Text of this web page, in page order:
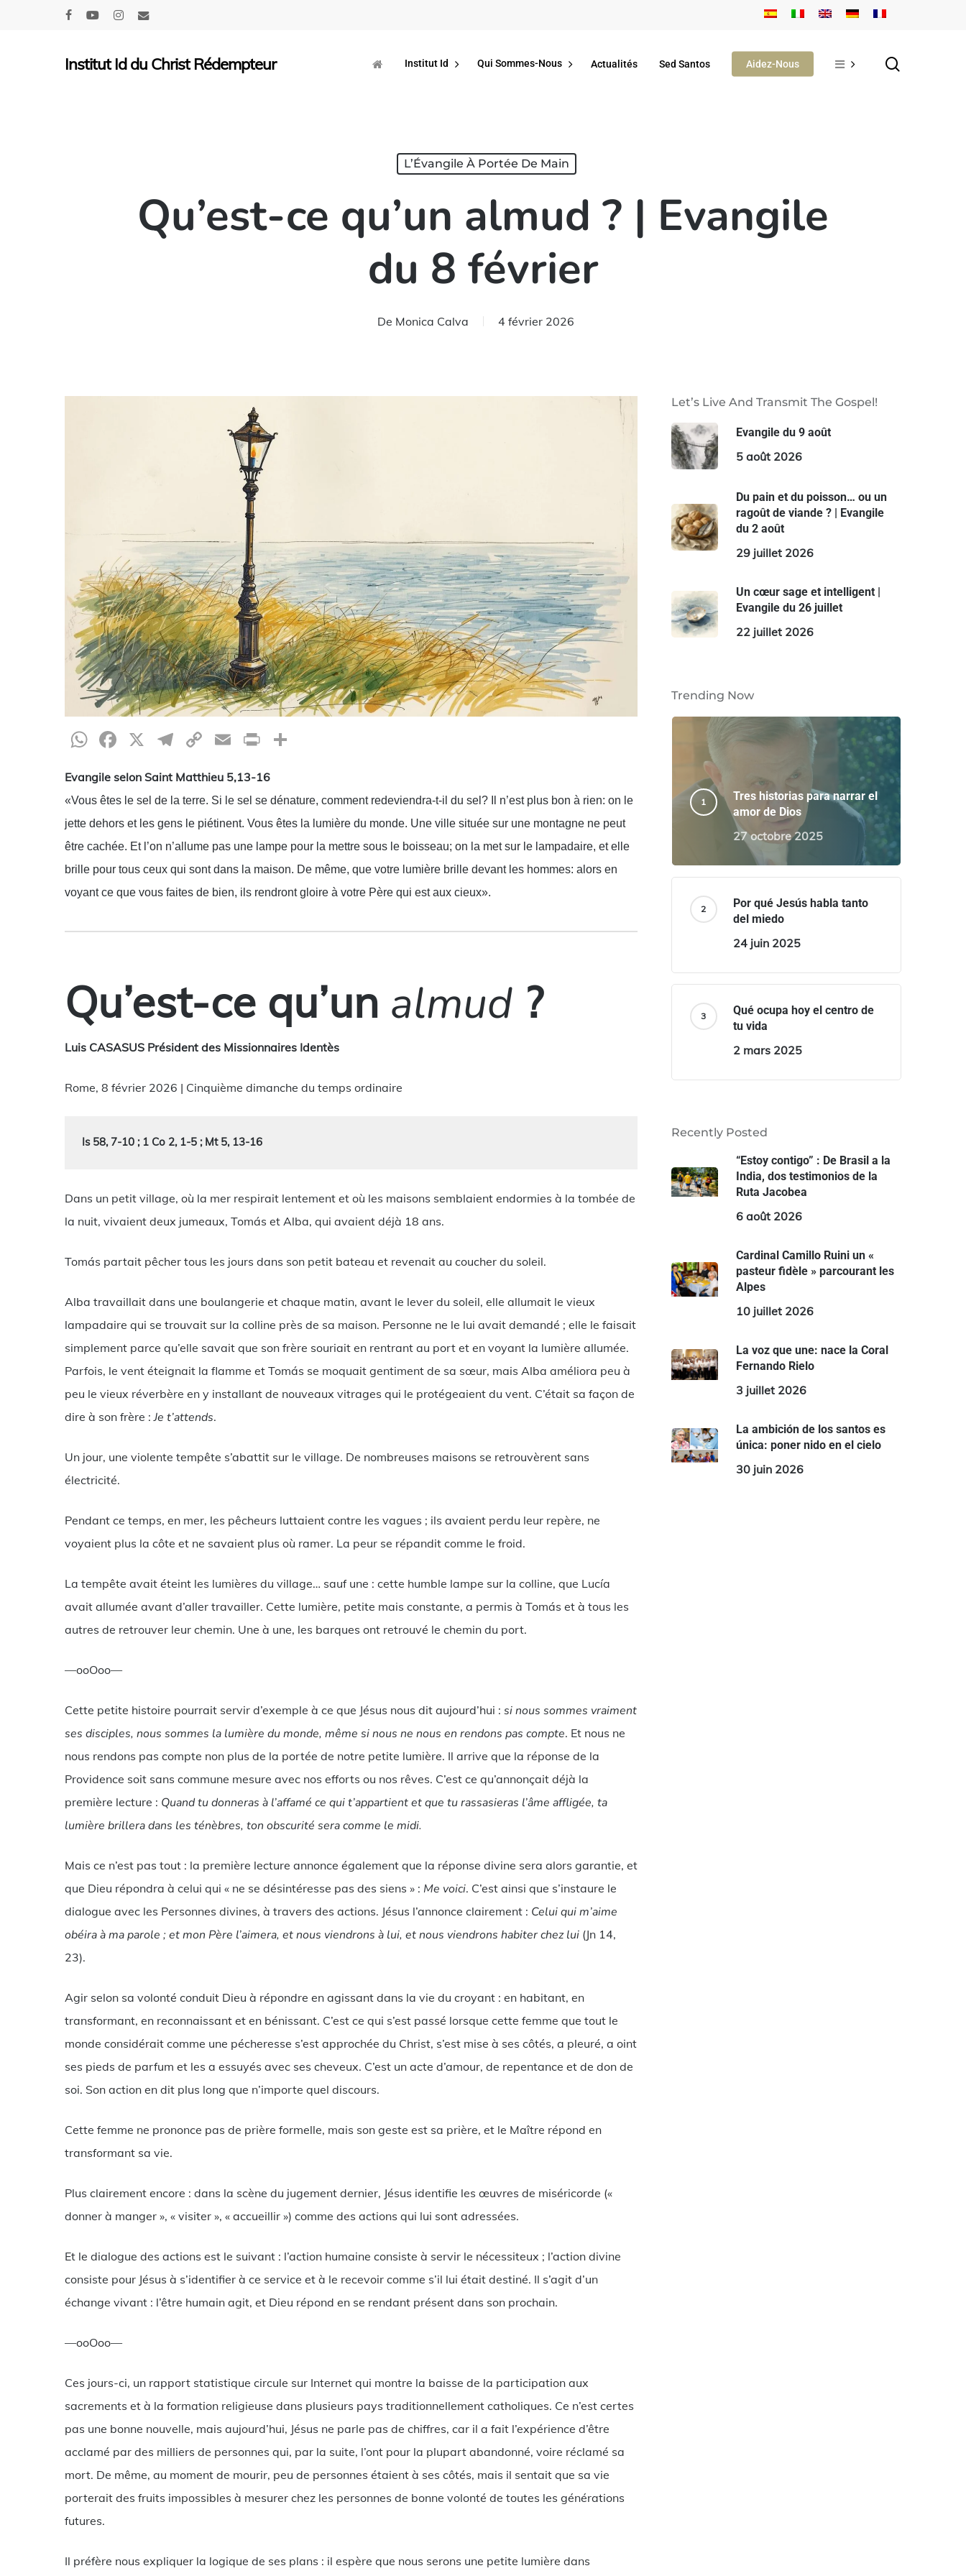
Hit enter to search or ESC to close
Institut Id du Christ Rédempteur Institut Id Qui Sommes-Nous Actualités Sed Santos Aidez-Nous
L’Évangile À Portée De Main
Qu’est-ce qu’un almud ? | Evangile
du 8 février
De Monica Calva 4 février 2026
WhatsApp
Facebook
X Telegram
CopyEmailPrint
Evangile selon Saint Matthieu 5,13-16
«Vous êtes le sel de la terre. Si le sel se dénature, comment redeviendra-t-il du sel? Il n’est plus bon à rien: on le
jette dehors et les gens le piétinent. Vous êtes la lumière du monde. Une ville située sur une montagne ne peut
être cachée. Et l’on n’allume pas une lampe pour la mettre sous le boisseau; on la met sur le lampadaire, et elle
brille pour tous ceux qui sont dans la maison. De même, que votre lumière brille devant les hommes: alors en
voyant ce que vous faites de bien, ils rendront gloire à votre Père qui est aux cieux».
Qu’est-ce qu’un almud ?
Luis CASASUS Président des Missionnaires Identès
Rome, 8 février 2026 | Cinquième dimanche du temps ordinaire
Is 58, 7-10 ; 1 Co 2, 1-5 ; Mt 5, 13-16
Dans un petit village, où la mer respirait lentement et où les maisons semblaient endormies à la tombée de
la nuit, vivaient deux jumeaux, Tomás et Alba, qui avaient déjà 18 ans.
Tomás partait pêcher tous les jours dans son petit bateau et revenait au coucher du soleil.
Alba travaillait dans une boulangerie et chaque matin, avant le lever du soleil, elle allumait le vieux
lampadaire qui se trouvait sur la colline près de sa maison. Personne ne le lui avait demandé ; elle le faisait
simplement parce qu’elle savait que son frère souriait en rentrant au port et en voyant la lumière allumée.
Parfois, le vent éteignait la flamme et Tomás se moquait gentiment de sa sœur, mais Alba améliora peu à
peu le vieux réverbère en y installant de nouveaux vitrages qui le protégeaient du vent. C’était sa façon de
dire à son frère :Je t’attends.
Un jour, une violente tempête s’abattit sur le village. De nombreuses maisons se retrouvèrent sans
électricité.
Pendant ce temps, en mer, les pêcheurs luttaient contre les vagues ; ils avaient perdu leur repère, ne
voyaient plus la côte et ne savaient plus où ramer. La peur se répandit comme le froid.
La tempête avait éteint les lumières du village… sauf une : cette humble lampe sur la colline, que Lucía
avait allumée avant d’aller travailler. Cette lumière, petite mais constante, a permis à Tomás et à tous les
autres de retrouver leur chemin. Une à une, les barques ont retrouvé le chemin du port.
—ooOoo—
Cette petite histoire pourrait servir d’exemple à ce que Jésus nous dit aujourd’hui : si nous sommes vraiment
ses disciples, nous sommes la lumière du monde, même si nous ne nous en rendons pas compte. Et nous ne
nous rendons pas compte non plus de la portée de notre petite lumière. Il arrive que la réponse de la
Providence soit sans commune mesure avec nos efforts ou nos rêves. C’est ce qu’annonçait déjà la
première lecture : Quand tu donneras à l’affamé ce qui t’appartient et que tu rassasieras l’âme affligée, ta
lumière brillera dans les ténèbres, ton obscurité sera comme le midi.
Mais ce n’est pas tout : la première lecture annonce également que la réponse divine sera alors garantie, et
que Dieu répondra à celui qui « ne se désintéresse pas des siens » : Me voici. C’est ainsi que s’instaure le
dialogue avec les Personnes divines, à travers des actions. Jésus l’annonce clairement : Celui qui m’aime
obéira à ma parole ; et mon Père l’aimera, et nous viendrons à lui, et nous viendrons habiter chez lui (Jn 14,
23).
Agir selon sa volonté conduit Dieu à répondre en agissant dans la vie du croyant : en habitant, en
transformant, en reconnaissant et en bénissant. C’est ce qui s’est passé lorsque cette femme que tout le
monde considérait comme une pécheresse s’est approchée du Christ, s’est mise à ses côtés, a pleuré, a oint
ses pieds de parfum et les a essuyés avec ses cheveux. C’est un acte d’amour, de repentance et de don de
soi. Son action en dit plus long que n’importe quel discours.
Cette femme ne prononce pas de prière formelle, mais son geste est sa prière, et le Maître répond en
transformant sa vie.
Plus clairement encore : dans la scène du jugement dernier, Jésus identifie les œuvres de miséricorde («
donner à manger », « visiter », « accueillir ») comme des actions qui lui sont adressées.
Et le dialogue des actions est le suivant : l’action humaine consiste à servir le nécessiteux ; l’action divine
consiste pour Jésus à s’identifier à ce service et à le recevoir comme s’il lui était destiné. Il s’agit d’un
échange vivant : l’être humain agit, et Dieu répond en se rendant présent dans son prochain.
—ooOoo—
Ces jours-ci, un rapport statistique circule sur Internet qui montre la baisse de la participation aux
sacrements et à la formation religieuse dans plusieurs pays traditionnellement catholiques. Ce n’est certes
pas une bonne nouvelle, mais aujourd’hui, Jésus ne parle pas de chiffres, car il a fait l’expérience d’être
acclamé par des milliers de personnes qui, par la suite, l’ont pour la plupart abandonné, voire réclamé sa
mort. De même, au moment de mourir, peu de personnes étaient à ses côtés, mais il sentait que sa vie
porterait des fruits impossibles à mesurer chez les personnes de bonne volonté de toutes les générations
futures.
Il préfère nous expliquer la logique de ses plans : il espère que nous serons une petite lumière dans
Let’s Live And Transmit The Gospel!
Evangile du 9 août
5 août 2026
Du pain et du poisson… ou un
ragoût de viande ? | Evangile
du 2 août
29 juillet 2026
Un cœur sage et intelligent |
Evangile du 26 juillet
22 juillet 2026
Trending Now
Tres historias para narrar el
amor de Dios
27 octobre 2025
Por qué Jesús habla tanto
del miedo
24 juin 2025
Qué ocupa hoy el centro de
tu vida
2 mars 2025
Recently Posted
“Estoy contigo” : De Brasil a la
India, dos testimonios de la
Ruta Jacobea
6 août 2026
Cardinal Camillo Ruini un «
pasteur fidèle » parcourant les
Alpes
10 juillet 2026
La voz que une: nace la Coral
Fernando Rielo
3 juillet 2026
La ambición de los santos es
única: poner nido en el cielo
30 juin 2026